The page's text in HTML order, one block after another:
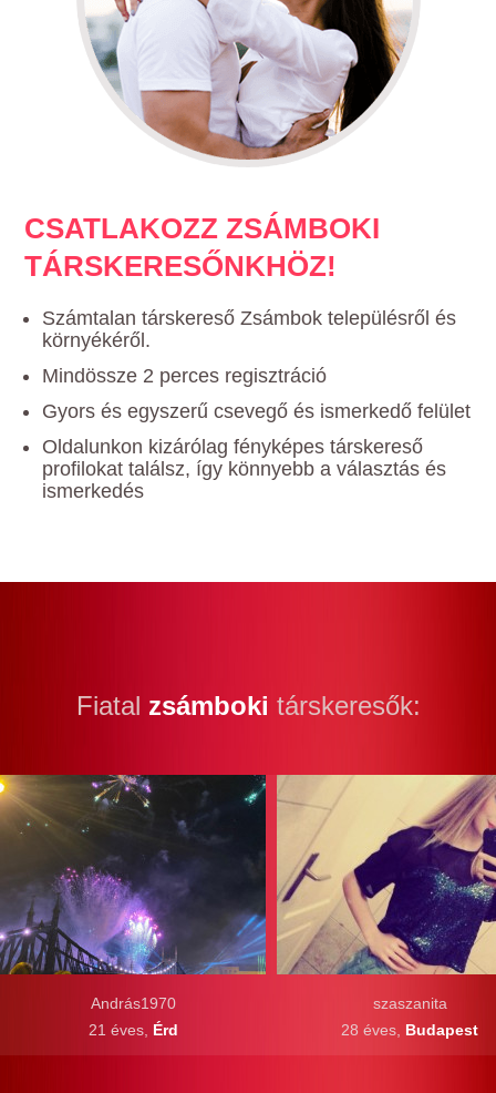
CSATLAKOZZ ZSÁMBOKI
TÁRSKERESŐNKHÖZ!
Számtalan társkereső Zsámbok településről és
környékéről.
Mindössze 2 perces regisztráció
Gyors és egyszerű csevegő és ismerkedő felület
Oldalunkon kizárólag fényképes társkereső
profilokat találsz, így könnyebb a választás és
ismerkedés
Fiatal zsámboki társkeresők:
András1970
21 éves, Érd
szaszanita
28 éves, Budapest